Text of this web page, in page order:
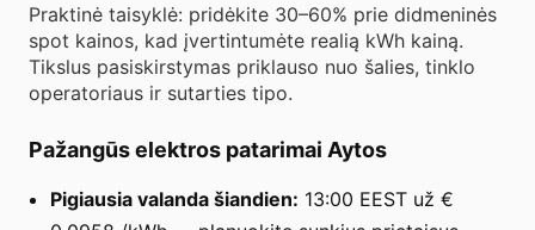
Praktinė taisyklė: pridėkite 30–60% prie didmeninės
spot kainos, kad įvertintumėte realią kWh kainą.
Tikslus pasiskirstymas priklauso nuo šalies, tinklo
operatoriaus ir sutarties tipo.
Pažangūs elektros patarimai Aytos
Pigiausia valanda šiandien: 13:00 EEST už €